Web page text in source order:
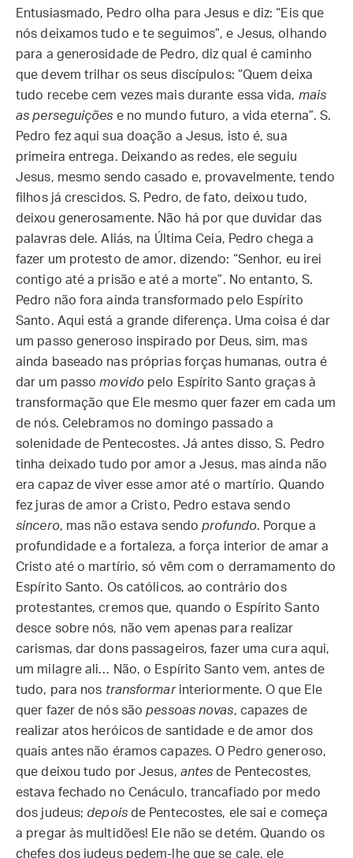
Entusiasmado, Pedro olha para Jesus e diz: “Eis que
nós deixamos tudo e te seguimos”, e Jesus, olhando
para a generosidade de Pedro, diz qual é caminho
que devem trilhar os seus discípulos: “Quem deixa
tudo recebe cem vezes mais durante essa vida, mais
as perseguições e no mundo futuro, a vida eterna”. S.
Pedro fez aqui sua doação a Jesus, isto é, sua
primeira entrega. Deixando as redes, ele seguiu
Jesus, mesmo sendo casado e, provavelmente, tendo
filhos já crescidos. S. Pedro, de fato, deixou tudo,
deixou generosamente. Não há por que duvidar das
palavras dele. Aliás, na Última Ceia, Pedro chega a
fazer um protesto de amor, dizendo: “Senhor, eu irei
contigo até a prisão e até a morte”. No entanto, S.
Pedro não fora ainda transformado pelo Espírito
Santo. Aqui está a grande diferença. Uma coisa é dar
um passo generoso inspirado por Deus, sim, mas
ainda baseado nas próprias forças humanas, outra é
dar um passomovidopelo Espírito Santo graças à
transformação que Ele mesmo quer fazer em cada um
de nós. Celebramos no domingo passado a
solenidade de Pentecostes. Já antes disso, S. Pedro
tinha deixado tudo por amor a Jesus, mas ainda não
era capaz de viver esse amor até o martírio. Quando
fez juras de amor a Cristo, Pedro estava sendo
sincero, mas não estava sendoprofundo. Porque a
profundidade e a fortaleza, a força interior de amar a
Cristo até o martírio, só vêm com o derramamento do
Espírito Santo. Os católicos, ao contrário dos
protestantes, cremos que, quando o Espírito Santo
desce sobre nós, não vem apenas para realizar
carismas, dar dons passageiros, fazer uma cura aqui,
um milagre ali… Não, o Espírito Santo vem, antes de
tudo, para nos transformarinteriormente. O que Ele
quer fazer de nós sãopessoas novas, capazes de
realizar atos heróicos de santidade e de amor dos
quais antes não éramos capazes. O Pedro generoso,
que deixou tudo por Jesus, antes de Pentecostes,
estava fechado no Cenáculo, trancafiado por medo
dos judeus; depoisde Pentecostes, ele sai e começa
a pregar às multidões! Ele não se detém. Quando os
chefes dos judeus pedem-lhe que se cale, ele